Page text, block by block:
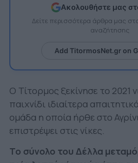
Ακολουθήστε μας
Δείτε περισσότερα άρθρα μας
αναζήτησης
Add TitormosNet.gr on
Ο Τίτορμος ξεκίνησε το 2021
παιχνίδι ιδιαίτερα
ομάδα η οποία ήρθε στο
επιστρέψει στις νίκες.
Το σύνολο του Δέλλα